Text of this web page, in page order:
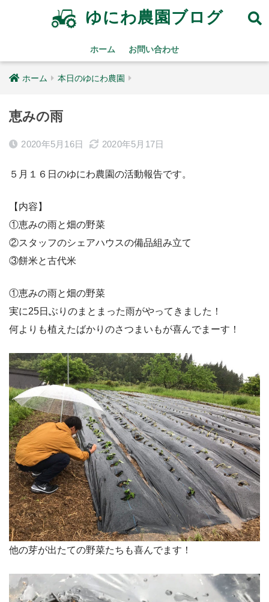
ゆにわ農園ブログ
ホーム お問い合わせ
ホーム 本日のゆにわ農園
恵みの雨
2020年5月16日 2020年5月17日
５月１６日のゆにわ農園の活動報告です。
【内容】
①恵みの雨と畑の野菜
②スタッフのシェアハウスの備品組み立て
③餅米と古代米
①恵みの雨と畑の野菜
実に25日ぶりのまとまった雨がやってきました！
何よりも植えたばかりのさつまいもが喜んでまーす！
他の芽が出たての野菜たちも喜んでます！